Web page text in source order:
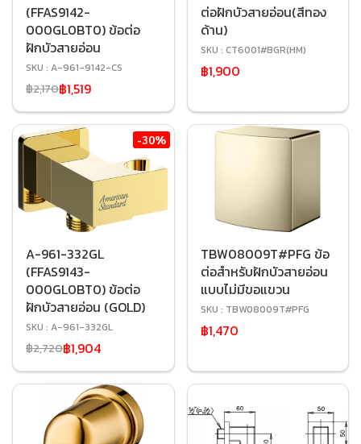
(FFAS9142-
000GL0BT0) ข้อต่อ
ฝักบัวสายอ่อน
SKU : A-961-9142-CS
฿2,170฿1,519
ต่อฝักบัวสายอ่อน(สีทอง
ด้าน)
SKU : CT6001#BGR(HM)
฿1,900
-30%
A-961-332GL
(FFAS9143-
000GL0BT0) ข้อต่อ
ฝักบัวสายอ่อน (GOLD)
SKU : A-961-332GL
฿2,720฿1,904
TBW08009T#PFG ข้อ
ต่อสำหรับฝักบัวสายอ่อน
แบบไม่มีขอแขวน
SKU : TBW08009T#PFG
฿1,470